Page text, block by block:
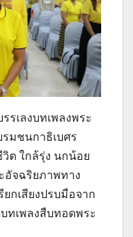
รเลงบทเพลงพระ
มชนกาธิเบศร
ต ใกล้รุ่ง นกน้อย
อัจฉริยภาพทาง
กเสียงปรบมือจาก
ทเพลงสืบทอดพระ